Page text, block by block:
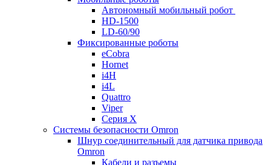
Автономный мобильный робот
HD-1500
LD-60/90
Фиксированные роботы
eCobra
Hornet
i4H
i4L
Quattro
Viper
Серия X
Системы безопасности Omron
Шнур соединительный для датчика привода
Omron
Кабели и разъемы